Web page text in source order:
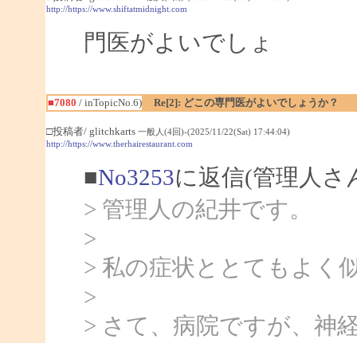
http://https://www.shiftatmidnight.com
門医がよいでしょ
■7080 / inTopicNo.6) Re[2]: どこの専門医がよいでしょうか？
□投稿者/ glitchkarts 一般人(4回)-(2025/11/22(Sat) 17:44:04)
http://https://www.therhairestaurant.com
■No3253に返信(管理人さ
> 管理人の紀井です。
>
> 私の症状ととてもよ
>
> さて、病院ですが、神